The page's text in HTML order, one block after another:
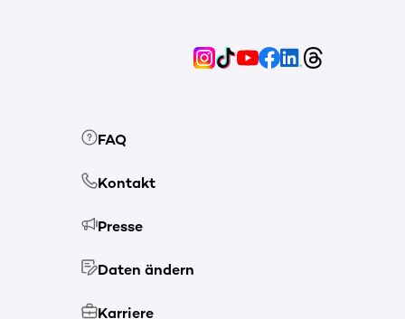
FAQ
Kontakt
Presse
Daten ändern
Karriere